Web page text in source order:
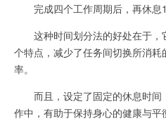
完成四个工作周期后，再休息
这种时间划分法的好处在于，
个特点，减少了任务间切换所消
率。
而且，设定了固定的休息时间
作中，有助于保持身心的健康与平